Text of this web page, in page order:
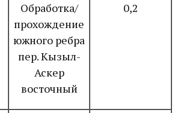
Обработка/
прохождение
южного ребра
пер. Кызыл-
Аскер
восточный
0,2